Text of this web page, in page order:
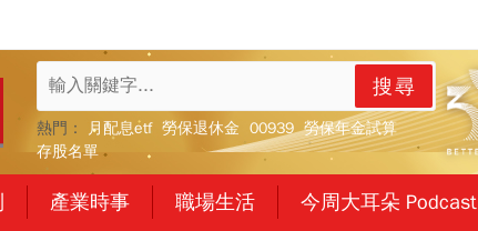
搜尋
熱門： 月配息etf 勞保退休金 00939 勞保年金試算
存股名單
產業時事 職場生活 今周大耳朵 Podcast